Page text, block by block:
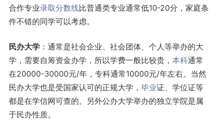
合作专业录取分数线比普通类专业通常低10-20分，家庭条
件不错的同学可以考虑。
民办大学：通常是社会企业、社会团体、个人等举办的大
学，需要自筹资金办学，所以学费一般比较贵， 本科通常
在20000-30000元/年，专科通常10000元/年左右。当然
民办大学也是受国家认可的正规大学， 毕业证、学位证等
都是在学信网可查的。另外公办大学举办的独立学院是属
于民办性质。